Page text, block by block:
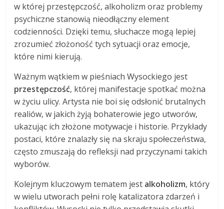
w której przestępczość, alkoholizm oraz problemy
psychiczne stanowią nieodłączny element
codzienności. Dzięki temu, słuchacze mogą lepiej
zrozumieć złożoność tych sytuacji oraz emocje,
które nimi kierują.
Ważnym wątkiem w pieśniach Wysockiego jest
przestępczość, której manifestacje spotkać można
w życiu ulicy. Artysta nie boi się odsłonić brutalnych
realiów, w jakich żyją bohaterowie jego utworów,
ukazując ich złożone motywacje i historie. Przykłady
postaci, które znalazły się na skraju społeczeństwa,
często zmuszają do refleksji nad przyczynami takich
wyborów.
Kolejnym kluczowym tematem jest alkoholizm, który
w wielu utworach pełni rolę katalizatora zdarzeń i